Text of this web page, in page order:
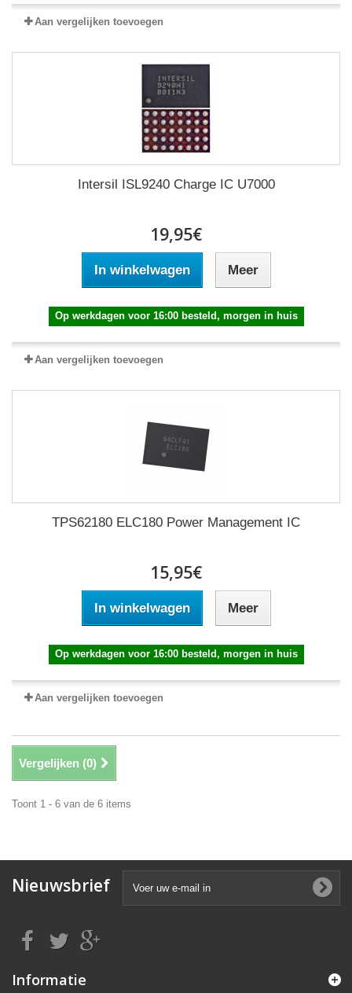
Aan vergelijken toevoegen
Intersil ISL9240 Charge IC U7000
19,95€
In winkelwagen Meer
Op werkdagen voor 16:00 besteld, morgen in huis
Aan vergelijken toevoegen
TPS62180 ELC180 Power Management IC
15,95€
In winkelwagen Meer
Op werkdagen voor 16:00 besteld, morgen in huis
Aan vergelijken toevoegen
Vergelijken (0)
Toont 1 - 6 van de 6 items
Nieuwsbrief
Informatie